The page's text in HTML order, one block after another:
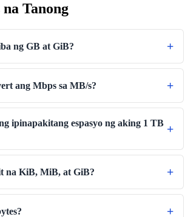
Tanong
ng GB at GiB?
ang Mbps sa MB/s?
ipinapakitang espasyo ng aking 1 TB
na KiB, MiB, at GiB?